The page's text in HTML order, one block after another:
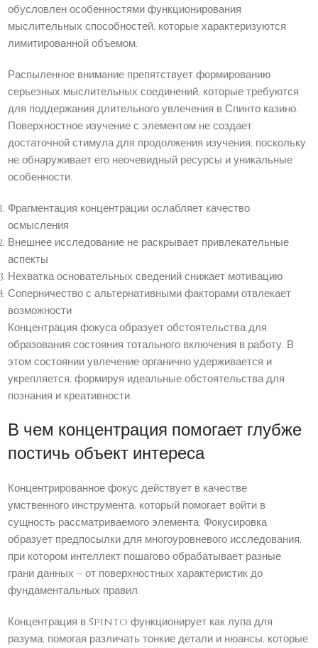
обусловлен особенностями функционирования
мыслительных способностей, которые характеризуются
лимитированной объемом.
Распыленное внимание препятствует формированию
серьезных мыслительных соединений, которые требуются
для поддержания длительного увлечения в Спинто казино.
Поверхностное изучение с элементом не создает
достаточной стимула для продолжения изучения, поскольку
не обнаруживает его неочевидный ресурсы и уникальные
особенности.
Фрагментация концентрации ослабляет качество
осмысления
Внешнее исследование не раскрывает привлекательные
аспекты
Нехватка основательных сведений снижает мотивацию
Соперничество с альтернативными факторами отвлекает
возможности
Концентрация фокуса образует обстоятельства для
образования состояния тотального включения в работу. В
этом состоянии увлечение органично удерживается и
укрепляется, формируя идеальные обстоятельства для
познания и креативности.
В чем концентрация помогает глубже
постичь объект интереса
Концентрированное фокус действует в качестве
умственного инструмента, который помогает войти в
сущность рассматриваемого элемента. Фокусировка
образует предпосылки для многоуровневого исследования,
при котором интеллект пошагово обрабатывает разные
грани данных – от поверхностных характеристик до
фундаментальных правил.
Концентрация в Spinto функционирует как лупа для
разума, помогая различать тонкие детали и нюансы, которые